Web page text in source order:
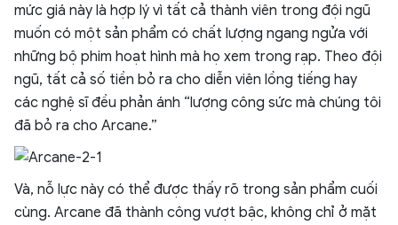
mức giá này là hợp lý vì tất cả thành viên trong đội ngũ
muốn có một sản phẩm có chất lượng ngang ngửa với
những bộ phim hoạt hình mà họ xem trong rạp. Theo đội
ngũ, tất cả số tiền bỏ ra cho diễn viên lồng tiếng hay
các nghệ sĩ đều phản ánh “lượng công sức mà chúng tôi
đã bỏ ra cho Arcane.”
Và, nỗ lực này có thể được thấy rõ trong sản phẩm cuối
cùng. Arcane đã thành công vượt bậc, không chỉ ở mặt